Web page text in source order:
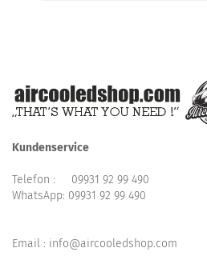
Kundenservice
Telefon : 09931 92 99 490
WhatsApp: 09931 92 99 490
Email : info@aircooledshop.com